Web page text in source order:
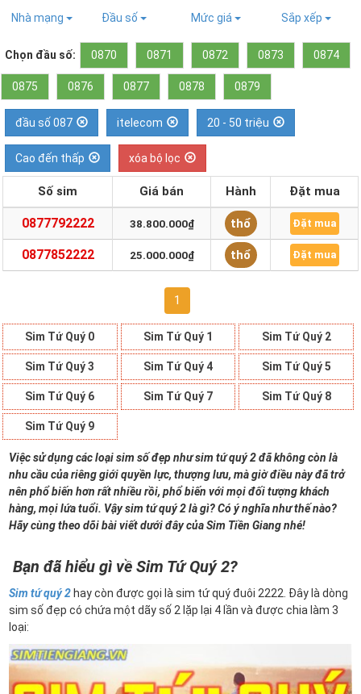
Nhà mạng Đầu số Mức giá Sắp xếp
Chọn đầu số: 0870 0871 0872 0873 0874
0875 0876 0877 0878 0879
đầu số 087 itelecom 20 - 50 triệu
Cao đến thấp xóa bộ lọc
Số sim Giá bán Hành Đặt mua
0877792222 38.800.000₫ thổ Đặt mua
0877852222 25.000.000₫ thổ Đặt mua
1
Sim Tứ Quý 0 Sim Tứ Quý 1 Sim Tứ Quý 2
Sim Tứ Quý 3 Sim Tứ Quý 4 Sim Tứ Quý 5
Sim Tứ Quý 6 Sim Tứ Quý 7 Sim Tứ Quý 8
Sim Tứ Quý 9
Việc sử dụng các loại sim số đẹp như sim tứ quý 2 đã không còn là
nhu cầu của riêng giới quyền lực, thượng lưu, mà giờ điều này đã trở
nên phổ biến hơn rất nhiều rồi, phổ biến với mọi đối tượng khách
hàng, mọi lứa tuổi. Vậy sim tứ quý 2 là gì? Có ý nghĩa như thế nào?
Hãy cùng theo dõi bài viết dưới đây của Sim Tiền Giang nhé!
Bạn đã hiểu gì về Sim Tứ Quý 2?
Sim tứ quý 2 hay còn được gọi là sim tứ quý đuôi 2222. Đây là dòng
sim số đẹp có chứa một dãy số 2 lặp lại 4 lần và được chia làm 3
loại: